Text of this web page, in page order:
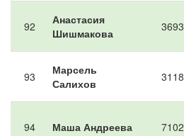
92
Анастасия
Шишмакова
3693
93
Марсель
Салихов
3118
94 Маша Андреева 7102